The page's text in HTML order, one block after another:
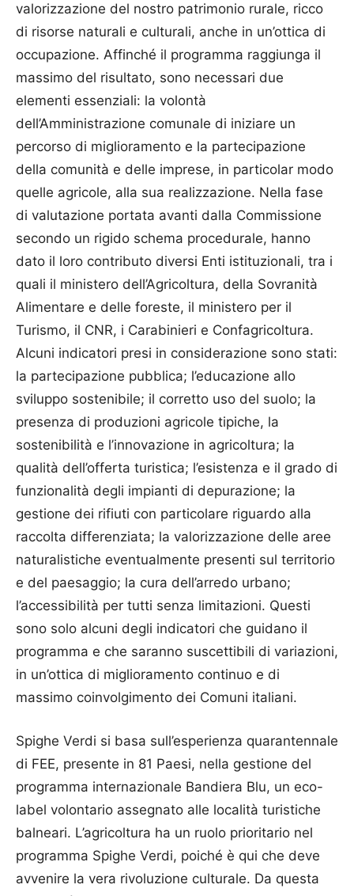
valorizzazione del nostro patrimonio rurale, ricco
di risorse naturali e culturali, anche in un’ottica di
occupazione. Affinché il programma raggiunga il
massimo del risultato, sono necessari due
elementi essenziali: la volontà
dell’Amministrazione comunale di iniziare un
percorso di miglioramento e la partecipazione
della comunità e delle imprese, in particolar modo
quelle agricole, alla sua realizzazione. Nella fase
di valutazione portata avanti dalla Commissione
secondo un rigido schema procedurale, hanno
dato il loro contributo diversi Enti istituzionali, tra i
quali il ministero dell’Agricoltura, della Sovranità
Alimentare e delle foreste, il ministero per il
Turismo, il CNR, i Carabinieri e Confagricoltura.
Alcuni indicatori presi in considerazione sono stati:
la partecipazione pubblica; l’educazione allo
sviluppo sostenibile; il corretto uso del suolo; la
presenza di produzioni agricole tipiche, la
sostenibilità e l’innovazione in agricoltura; la
qualità dell’offerta turistica; l’esistenza e il grado di
funzionalità degli impianti di depurazione; la
gestione dei rifiuti con particolare riguardo alla
raccolta differenziata; la valorizzazione delle aree
naturalistiche eventualmente presenti sul territorio
e del paesaggio; la cura dell’arredo urbano;
l’accessibilità per tutti senza limitazioni. Questi
sono solo alcuni degli indicatori che guidano il
programma e che saranno suscettibili di variazioni,
in un’ottica di miglioramento continuo e di
massimo coinvolgimento dei Comuni italiani.
Spighe Verdi si basa sull’esperienza quarantennale
di FEE, presente in 81 Paesi, nella gestione del
programma internazionale Bandiera Blu, un eco-
label volontario assegnato alle località turistiche
balneari. L’agricoltura ha un ruolo prioritario nel
programma Spighe Verdi, poiché è qui che deve
avvenire la vera rivoluzione culturale. Da questa